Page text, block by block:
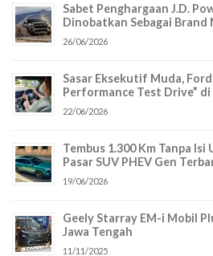
Sabet Penghargaan J.D.
Dinobatkan Sebagai Brand
26/06/2026
Sasar Eksekutif Muda,
Performance Test Drive”
22/06/2026
Tembus 1.300 Km Tanpa Isi
Pasar SUV PHEV Gen
19/06/2026
Geely Starray EM-i Mobil
Jawa Tengah
11/11/2025